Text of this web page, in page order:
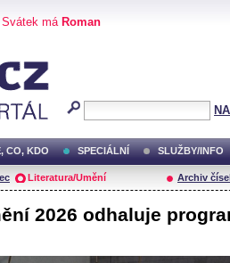
Svátek má Roman
CO, KDO SPECIÁLNÍ SLUŽBY/INFO
Literatura/Umění Archiv
2026 odhaluje